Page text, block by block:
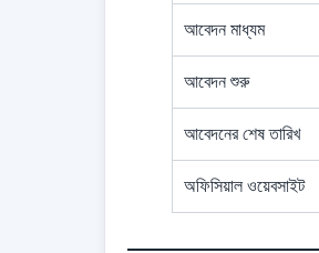
আবেদন মাধ্যম
আবেদন শুরু
আবেদনের শেষ তারিখ
অফিসিয়াল ওয়েবসাইট